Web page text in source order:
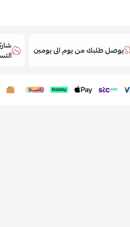
يوصل طلبك من يوم الى يومين